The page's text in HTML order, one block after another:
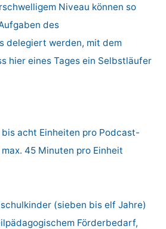
Niveau können so
des
delegiert werden, mit dem
hier eines Tages ein Selbstläufer
bis acht Einheiten pro Podcast-
max. 45 Minuten pro Einheit
(sieben bis elf Jahre)
Förderbedarf,